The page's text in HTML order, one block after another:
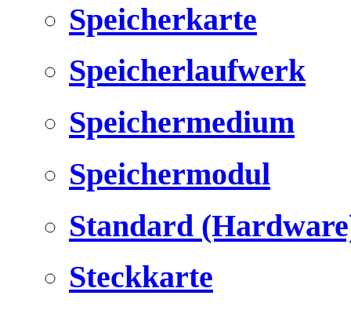
Speicherkarte
Speicherlaufwerk
Speichermedium
Speichermodul
Standard
Steckkarte